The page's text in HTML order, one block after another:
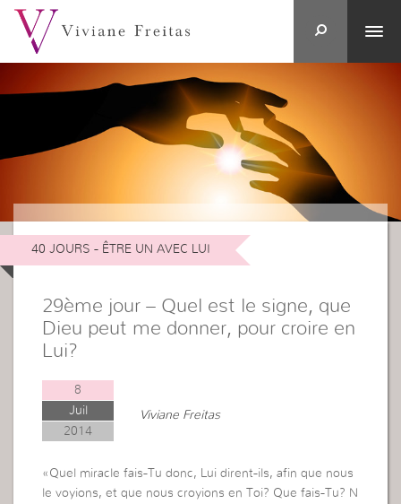
40 JOURS - ÊTRE UN AVEC LUI
29ème jour – Quel est le signe, que
Dieu peut me donner, pour croire en
Lui?
8
Juil
2014
Viviane Freitas
«Quel miracle fais-Tu donc, Lui dirent-ils, afin que nous
le voyions, et que nous croyions en Toi? Que fais-Tu? N